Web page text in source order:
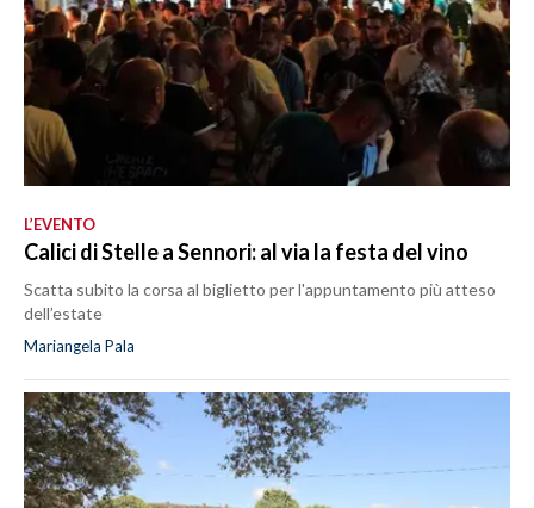
L’EVENTO
Calici di Stelle a Sennori: al via la festa del vino
Scatta subito la corsa al biglietto per l'appuntamento più atteso
dell’estate
Mariangela Pala